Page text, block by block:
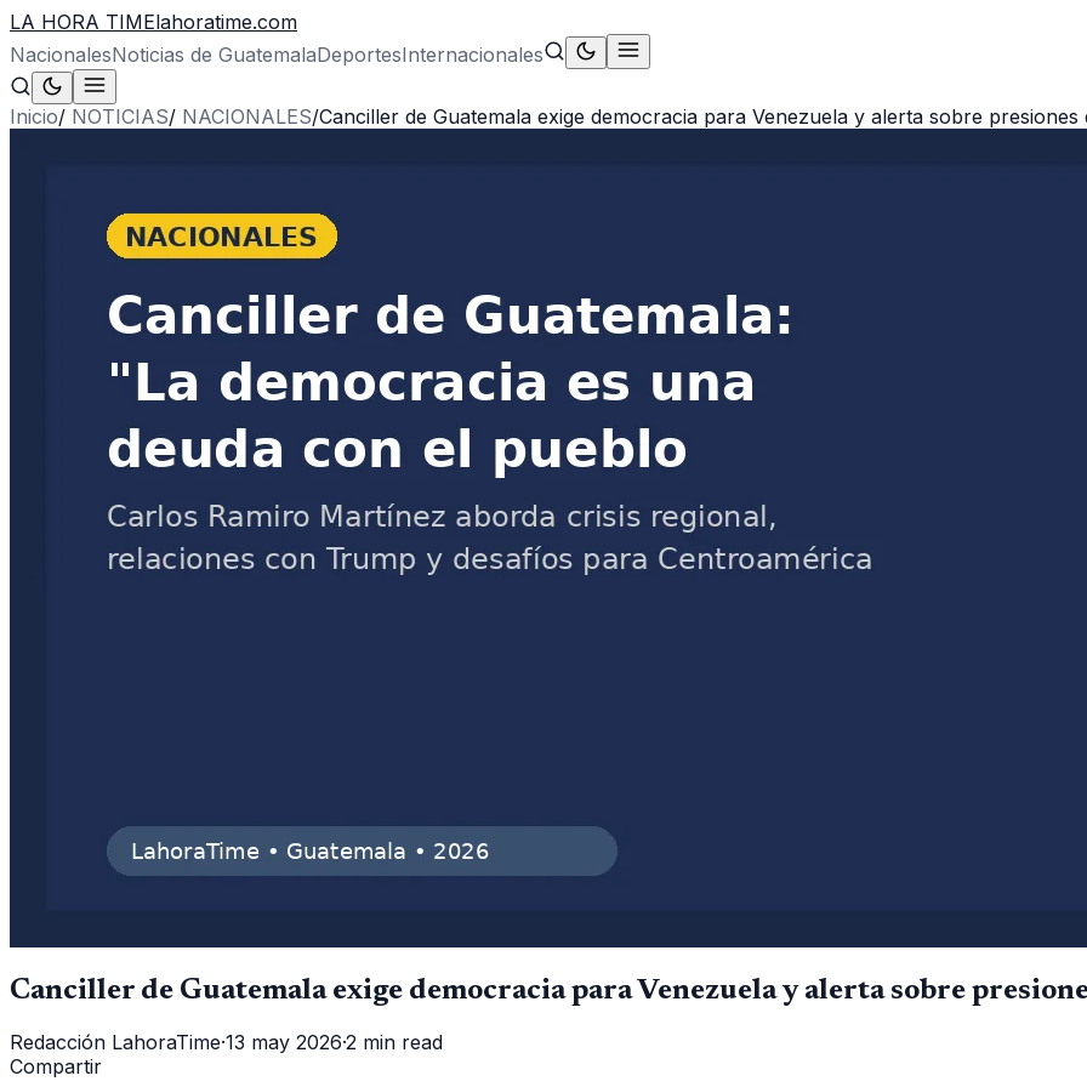
LA HORA TIMElahoratime.com
NacionalesNoticias de GuatemalaDeportesInternacionales
Inicio/ NOTICIAS/ NACIONALES/Canciller de Guatemala exige democracia para Venezuela y alerta sobre presiones
Canciller de Guatemala exige democracia para Venezuela y alerta sobre
Redacción LahoraTime·13 may 2026·2 min read
Compartir